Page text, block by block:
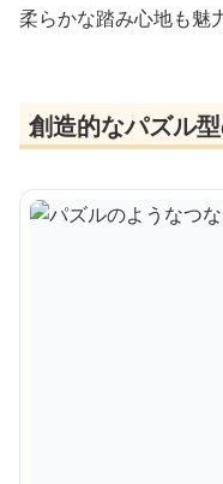
柔らかな踏み心地も魅
創造的なパズル